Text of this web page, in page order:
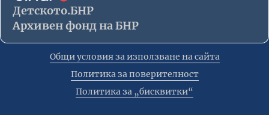
Детското.БНР
Архивен фонд на БНР
Общи условия за използване на сайта
Политика за поверителност
Политика за „бисквитки“